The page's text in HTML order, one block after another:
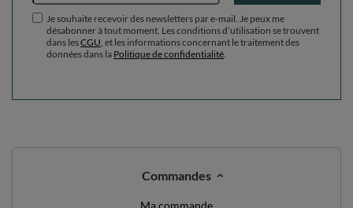
Je souhaite recevoir des newsletters par e-mail. Je peux me
désabonner à tout moment. Les conditions d’utilisation se trouvent
dans lesCGU , et les informations concernant le traitement des
données dans la Politique de confidentialité
Commandes
Ma commande